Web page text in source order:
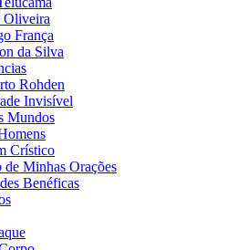
Oliveira
França
da Silva
Rohden
Invisível
Mundos
Crístico
de Minhas Orações
Benéficas